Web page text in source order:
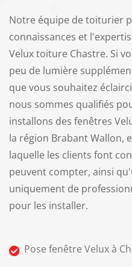
Notre équipe de toiturier
connaissances et
Velux toiture Chastre. Si
peu de lumière
que vous souhaitez
nous sommes qualifiés
installons des fenêtres
la région Brabant Wallon,
laquelle les clients font
peuvent compter, ainsi
uniquement de
pour les installer.
Pose fenêtre Velux à